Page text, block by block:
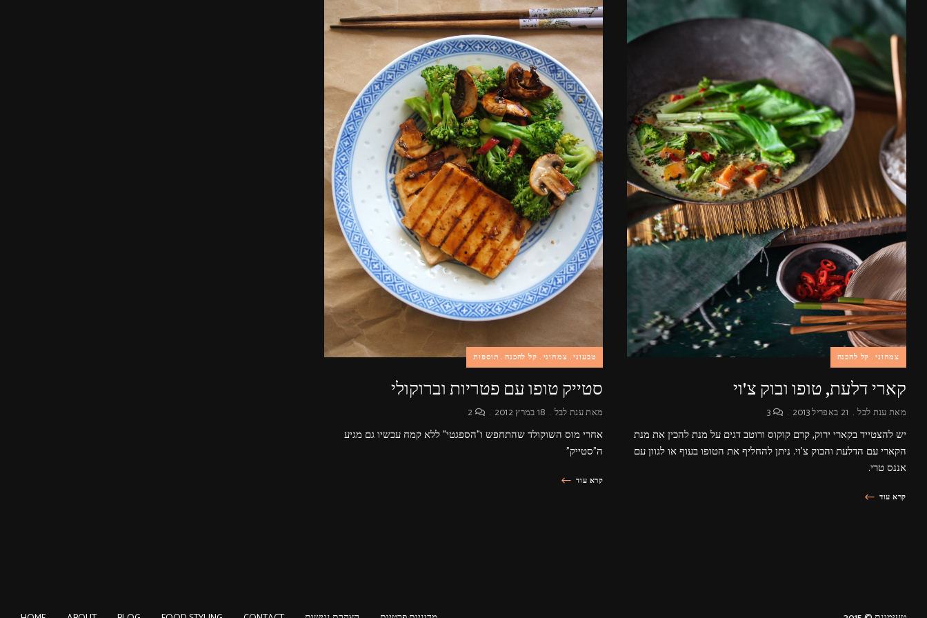
סטיילס,
שלטי
חוצות,
צילומי
אריזה,
צילומי
וידאו,
פרסומות,
מדיה
דיגיטלית
ועוד.
צמחוני קל להכנה
קארי דלעת, טופו ובוק צ'וי
מאתענת לבל 21 באפריל 2013
יש להצטייד בקארי ירוק, קרם קוקוס ורוטב דגים על מנת להכין את מנת
הקארי עם הדלעת והבוק צ'וי. ניתן להחליף את הטופו בעוף או לגוון עם
אננס טרי.
קרא עוד
טבעוני צמחוני קל להכנה תוספות
סטייק טופו עם פטריות וברוקולי
מאתענת לבל 18 במרץ 2012
אחרי מוס השוקולד שהתחפש ו"הספגטי" ללא קמח עכשיו גם מגיע
ה"סטייק"
קרא עוד